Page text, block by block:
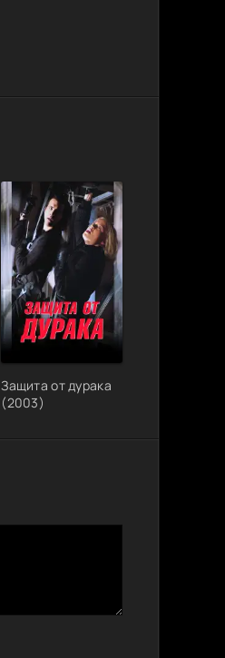
Защита от дурака
(2003)